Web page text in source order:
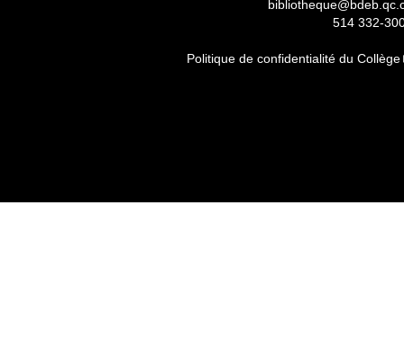
514 332-
Politique de confidentialité du Collège